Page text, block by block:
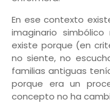
En ese contexto
imaginario
existe porque (en
no siente, no
familias antiguas
porque era un
concepto no ha